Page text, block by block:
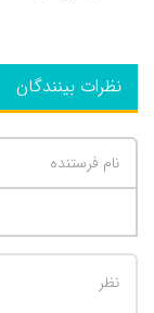
نظرات بینندگان